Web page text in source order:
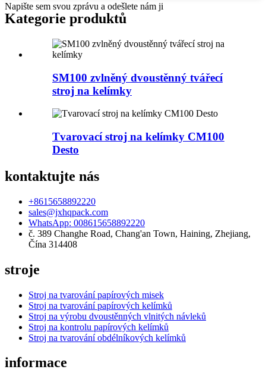
Napište sem svou zprávu a odešlete nám ji
Kategorie produktů
SM100 zvlněný dvoustěnný tvářecí
stroj na kelímky
Tvarovací stroj na kelímky CM100
Desto
kontaktujte nás
+8615658892220
sales@jxhqpack.com
WhatsApp: 008615658892220
č. 389 Changhe Road, Chang'an Town, Haining, Zhejiang,
Čína 314408
stroje
Stroj na tvarování papírových misek
Stroj na tvarování papírových kelímků
Stroj na výrobu dvoustěnných vlnitých návleků
Stroj na kontrolu papírových kelímků
Stroj na tvarování obdélníkových kelímků
informace